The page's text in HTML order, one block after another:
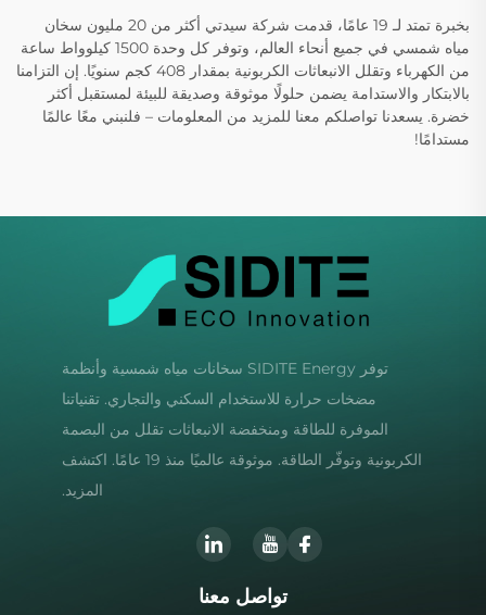
بخبرة تمتد لـ 19 عامًا، قدمت شركة سيدتي أكثر من 20 مليون سخان
مياه شمسي في جميع أنحاء العالم، وتوفر كل وحدة 1500 كيلوواط ساعة
من الكهرباء وتقلل الانبعاثات الكربونية بمقدار 408 كجم سنويًا. إن التزامنا
بالابتكار والاستدامة يضمن حلولًا موثوقة وصديقة للبيئة لمستقبل أكثر
خضرة. يسعدنا تواصلكم معنا للمزيد من المعلومات – فلنبني معًا عالمًا
مستدامًا!
توفر SIDITE Energy سخانات مياه شمسية وأنظمة
مضخات حرارة للاستخدام السكني والتجاري. تقنياتنا
الموفرة للطاقة ومنخفضة الانبعاثات تقلل من البصمة
الكربونية وتوفّر الطاقة. موثوقة عالميًا منذ 19 عامًا. اكتشف
المزيد.
تواصل معنا